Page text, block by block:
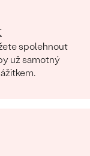
spolehnout
už samotný